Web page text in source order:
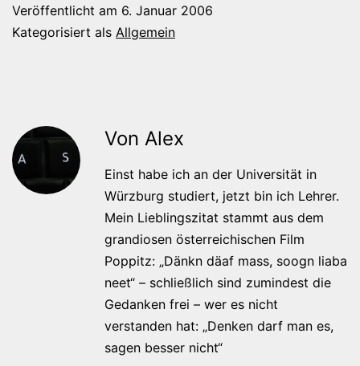
Veröffentlicht am 6. Januar 2006
Kategorisiert als Allgemein
Von Alex
Einst habe ich an der Universität in
Würzburg studiert, jetzt bin ich Lehrer.
Mein Lieblingszitat stammt aus dem
grandiosen österreichischen Film
Poppitz: „Dänkn däaf mass, soogn liaba
neet“ – schließlich sind zumindest die
Gedanken frei – wer es nicht
verstanden hat: „Denken darf man es,
sagen besser nicht“